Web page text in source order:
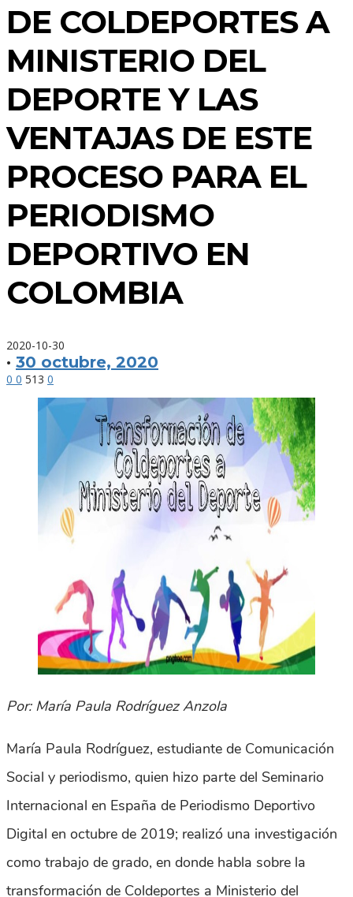
DE COLDEPORTES A
MINISTERIO DEL
DEPORTE Y LAS
VENTAJAS DE ESTE
PROCESO PARA EL
PERIODISMO
DEPORTIVO EN
COLOMBIA
2020-10-30
· 30 octubre, 2020
0 0 513 0
Por: María Paula Rodríguez Anzola
María Paula Rodríguez, estudiante de Comunicación
Social y periodismo, quien hizo parte del Seminario
Internacional en España de Periodismo Deportivo
Digital en octubre de 2019; realizó una investigación
como trabajo de grado, en donde habla sobre la
transformación de Coldeportes a Ministerio del